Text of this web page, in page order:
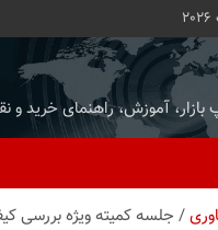
بازار، آموزش، راهنمای خرید و
جلسه کمیته ویژه بررسی